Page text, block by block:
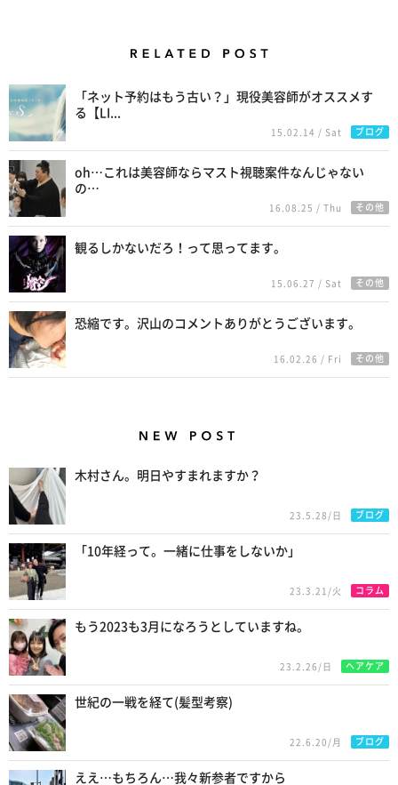
「ネット予約はもう古い？」現役美容師がオススメす
る【LI...
15.02.14 / Sat ブログ
oh…これは美容師ならマスト視聴案件なんじゃない
の…
16.08.25 / Thu その他
観るしかないだろ！って思ってます。
15.06.27 / Sat その他
恐縮です。沢山のコメントありがとうございます。
16.02.26 / Fri その他
木村さん。明日やすまれますか？
23.5.28/日 ブログ
「10年経って。一緒に仕事をしないか」
23.3.21/火 コラム
もう2023も3月になろうとしていますね。
23.2.26/日 ヘアケア
世紀の一戦を経て(髪型考察)
22.6.20/月 ブログ
ええ…もちろん…我々新参者ですから